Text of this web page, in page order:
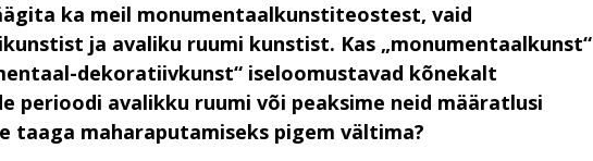
ka meil monumentaalkunstiteostest, vaid
ja avaliku ruumi kunstist. Kas „monumentaalkunst“
dekoratiivkunst“ iseloomustavad kõnekalt
perioodi avalikku ruumi või peaksime neid määratlusi
taaga maharaputamiseks pigem vältima?